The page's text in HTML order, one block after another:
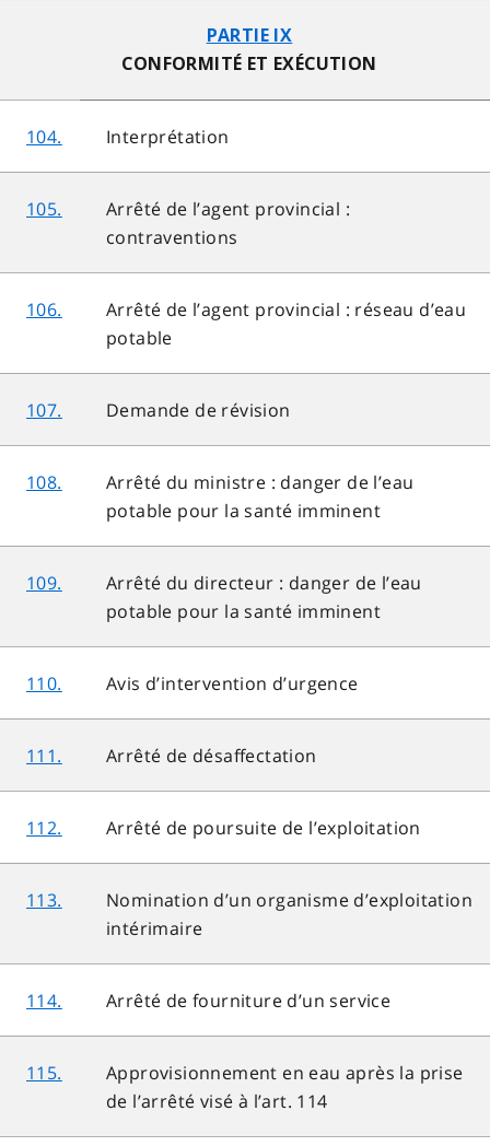
PARTIE IX
CONFORMITÉ ET EXÉCUTION
104. Interprétation
105.
Arrêté de l’agent provincial :
contraventions
106.
Arrêté de l’agent provincial : réseau d’eau
potable
107. Demande de révision
108.
Arrêté du ministre : danger de l’eau
potable pour la santé imminent
109.
Arrêté du directeur : danger de l’eau
potable pour la santé imminent
110. Avis d’intervention d’urgence
111. Arrêté de désaffectation
112. Arrêté de poursuite de l’exploitation
113.
Nomination d’un organisme d’exploitation
intérimaire
114. Arrêté de fourniture d’un service
115.
Approvisionnement en eau après la prise
de l’arrêté visé à l’art. 114